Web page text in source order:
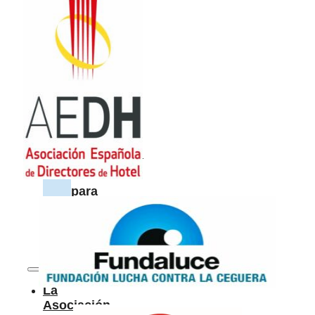
Restaurantes
cerca
de
Colabora
Colabora
Información
para
hosteleros
La
Asociación